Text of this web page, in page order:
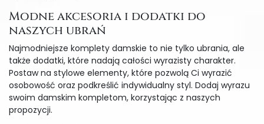
Modne akcesoria i dodatki do
naszych ubrań
Najmodniejsze komplety damskie to nie tylko ubrania, ale
także dodatki, które nadają całości wyrazisty charakter.
Postaw na stylowe elementy, które pozwolą Ci wyrazić
osobowość oraz podkreślić indywidualny styl. Dodaj wyrazu
swoim damskim kompletom, korzystając z naszych
propozycji.